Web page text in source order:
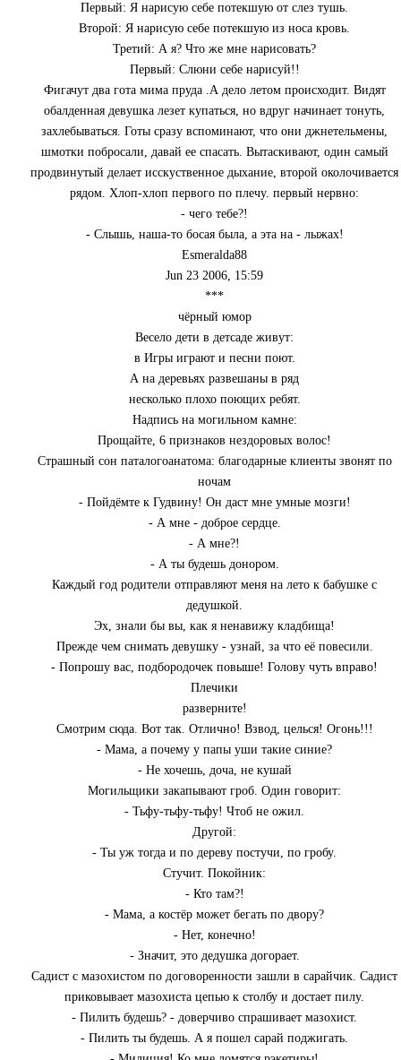
Первый: Я нарисую себе потекшую от слез тушь.
Второй: Я нарисую себе потекшую из носа кровь.
Третий: А я? Что же мне нарисовать?
Первый: Слюни себе нарисуй!!
Фигачут два гота мима пруда .А дело летом происходит. Видят
обалденная девушка лезет купаться, но вдруг начинает тонуть,
захлебываться. Готы сразу вспоминают, что они джнетельмены,
шмотки побросали, давай ее спасать. Вытаскивают, один самый
продвинутый делает исскуственное дыхание, второй околочивается
рядом. Хлоп-хлоп первого по плечу. первый нервно:
- чего тебе?!
- Слышь, наша-то босая была, а эта на - лыжах!
Esmeralda88
Jun 23 2006, 15:59
***
чёрный юмор
Весело дети в детсаде живут:
в Игры играют и песни поют.
А на деревьях развешаны в ряд
несколько плохо поющих ребят.
Надпись на могильном камне:
Прощайте, 6 признаков нездоровых волос!
Страшный сон паталогоанатома: благодарные клиенты звонят по
ночам
- Пойдёмте к Гудвину! Он даст мне умные мозги!
- А мне - доброе сердце.
- А мне?!
- А ты будешь донором.
Каждый год родители отправляют меня на лето к бабушке с
дедушкой.
Эх, знали бы вы, как я ненавижу кладбища!
Прежде чем снимать девушку - узнай, за что её повесили.
- Попрошу вас, подбородочек повыше! Голову чуть вправо!
Плечики
разверните!
Смотрим сюда. Вот так. Отлично! Взвод, целься! Огонь!!!
- Мама, а почему у папы уши такие синие?
- Не хочешь, доча, не кушай
Могильщики закапывают гроб. Один говорит:
- Тьфу-тьфу-тьфу! Чтоб не ожил.
Другой:
- Ты уж тогда и по дереву постучи, по гробу.
Стучит. Покойник:
- Кто там?!
- Мама, а костёр может бегать по двору?
- Нет, конечно!
- Значит, это дедушка догорает.
Садист с мазохистом по договоренности зашли в сарайчик. Садист
приковывает мазохиста цепью к столбу и достает пилу.
- Пилить будешь? - доверчиво спрашивает мазохист.
- Пилить ты будешь. А я пошел сарай поджигать.